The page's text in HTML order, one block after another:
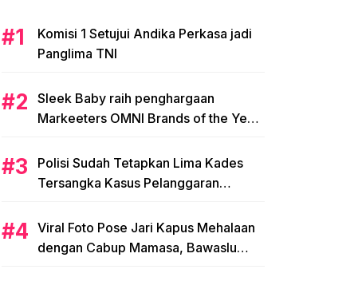
Komisi 1 Setujui Andika Perkasa jadi
Panglima TNI
Sleek Baby raih penghargaan
Markeeters OMNI Brands of the Year
Polisi Sudah Tetapkan Lima Kades
Tersangka Kasus Pelanggaran
Viral Foto Pose Jari Kapus Mehalaan
dengan Cabup Mamasa, Bawaslu